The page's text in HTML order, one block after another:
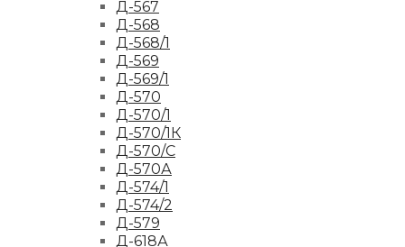
Д-567
Д-568
Д-568/1
Д-569
Д-569/1
Д-570
Д-570/1
Д-570/1К
Д-570/С
Д-570А
Д-574/1
Д-574/2
Д-579
Д-618А